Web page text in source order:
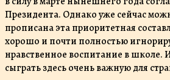
Президента. Однако уже сейчас
прописана эта приоритетная
хорошо и почти полностью
нравственное воспитание в школе.
сыграть здесь очень важную для